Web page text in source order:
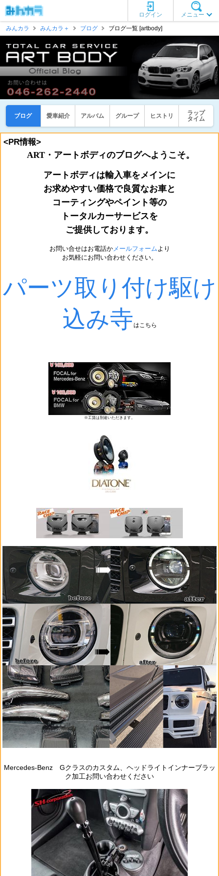
メニュー
ログイン
みんカラ
みんカラ＋ ブログ ブログ一覧 [artbody]
ブログ 愛車紹介 アルバム グループ ヒストリ
ラップ
タイム
<PR情報>
ART・アートボディのブログへようこそ。
アートボディは輸入車をメインに
お求めやすい価格で良質なお車と
コーティングやペイント等の
トータルカーサービスを
ご提供しております。
お問い合せはお電話かメールフォームより
お気軽にお問い合わせください。
パーツ取り付け駆け
込み寺はこちら
※工賃は別途いただきます。
Mercedes‐Benz Gクラスのカスタム、ヘッドライトインナーブラッ
ク加工お問い合わせください